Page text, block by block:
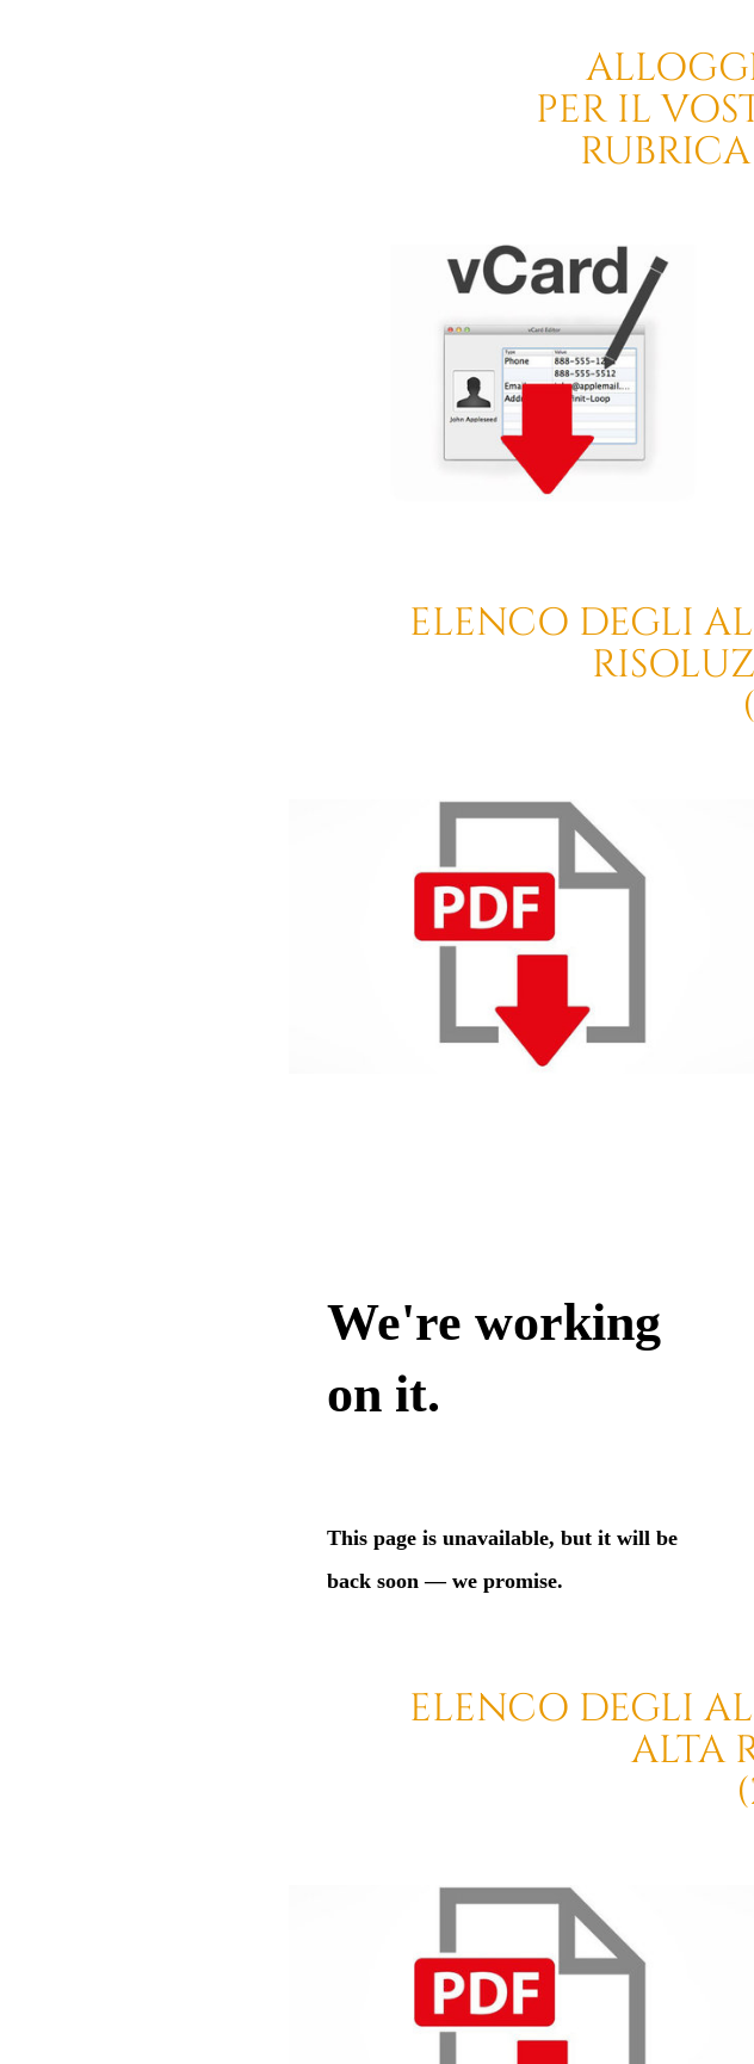
PER IL
ELENCO DEGLI
ELENCO DEGLI
ALTA